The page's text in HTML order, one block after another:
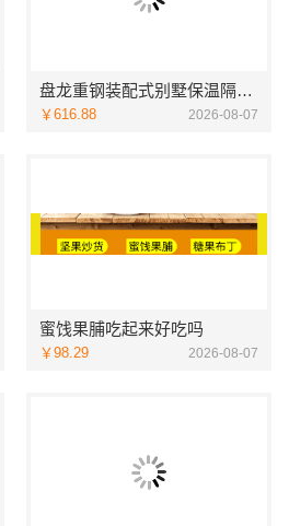
盘龙重钢装配式别墅保温隔热，云南晟构建筑建材有限公司品质之选
￥616.88 2026-08-07
蜜饯果脯吃起来好吃吗
￥98.29 2026-08-07